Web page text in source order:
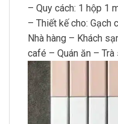
– Quy cách: 1 hộp 1
– Thiết kế cho: Gạch
Nhà hàng – Khách
café – Quán ăn – Trà